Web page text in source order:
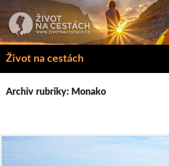
k
obsahu
Život na cestách
Hledat
Archiv rubriky: Monako